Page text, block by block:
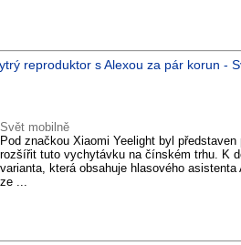
reproduktor s Alexou za pár korun -
Svět mobilně
Pod značkou Xiaomi Yeelight byl
rozšířit tuto vychytávku na čínském trhu. K
varianta, která obsahuje hlasového
ze ...